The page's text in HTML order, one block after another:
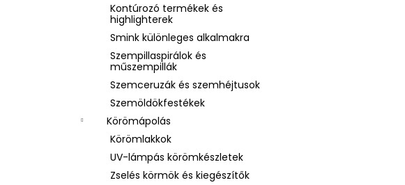
Kontúrozó termékek és
highlighterek
Smink különleges alkalmakra
Szempillaspirálok és
műszempillák
Szemceruzák és szemhéjtusok
Szemöldökfestékek
Körömápolás
Körömlakkok
UV-lámpás körömkészletek
Zselés körmök és kiegészítők